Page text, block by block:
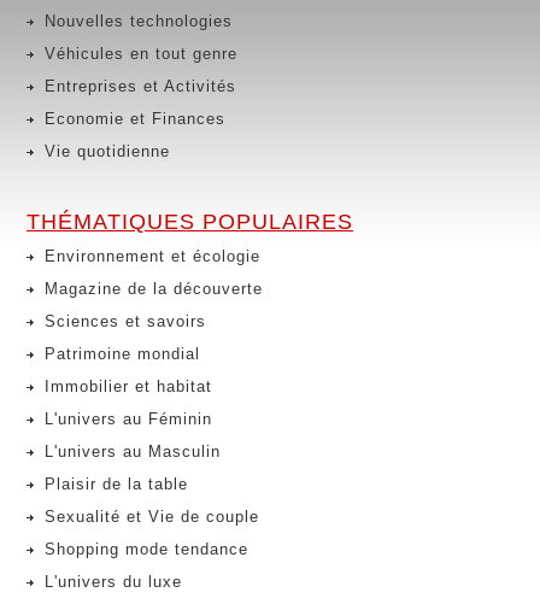
Nouvelles technologies
Véhicules en tout genre
Entreprises et Activités
Economie et Finances
Vie quotidienne
THÉMATIQUES POPULAIRES
Environnement et écologie
Magazine de la découverte
Sciences et savoirs
Patrimoine mondial
Immobilier et habitat
L'univers au Féminin
L'univers au Masculin
Plaisir de la table
Sexualité et Vie de couple
Shopping mode tendance
L'univers du luxe